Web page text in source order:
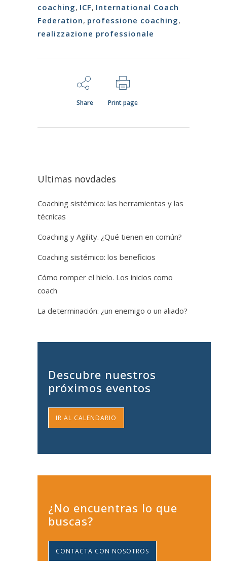
coaching, ICF, International Coach
Federation, professione coaching,
realizzazione professionale
Share Print page
Ultimas novdades
Coaching sistémico: las herramientas y las
técnicas
Coaching y Agility. ¿Qué tienen en común?
Coaching sistémico: los beneficios
Cómo romper el hielo. Los inicios como
coach
La determinación: ¿un enemigo o un aliado?
Descubre nuestros
próximos eventos
IR AL CALENDARIO
¿No encuentras lo que
buscas?
CONTACTA CON NOSOTROS